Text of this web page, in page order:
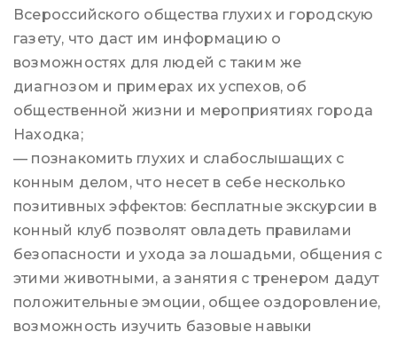
Всероссийского общества глухих и городскую
газету, что даст им информацию о
возможностях для людей с таким же
диагнозом и примерах их успехов, об
общественной жизни и мероприятиях города
Находка;
— познакомить глухих и слабослышащих с
конным делом, что несет в себе несколько
позитивных эффектов: бесплатные экскурсии в
конный клуб позволят овладеть правилами
безопасности и ухода за лошадьми, общения с
этими животными, а занятия с тренером дадут
положительные эмоции, общее оздоровление,
возможность изучить базовые навыки